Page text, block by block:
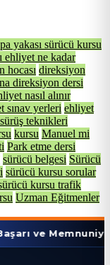
yakası sürücü kursu
ehliyet ne kadar
hocası direksiyon
direksiyon dersi
nasıl alınır
sınav yerleri ehliyet
teknikleri
kursu Manuel mi
Park etme dersi
sürücü belgesi Sürücü
sürücü kursu sorular
kursu trafik
Uzman Eğitmenler
Oranı